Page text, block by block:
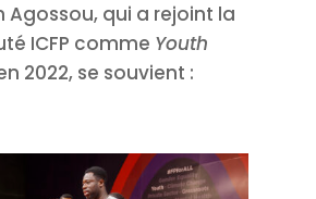
Agossou, qui a rejoint la
ICFP comme Youth
2022, se souvient :